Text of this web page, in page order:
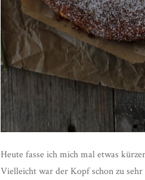
Heute fasse ich mich mal etwas
Vielleicht war der Kopf schon zu sehr